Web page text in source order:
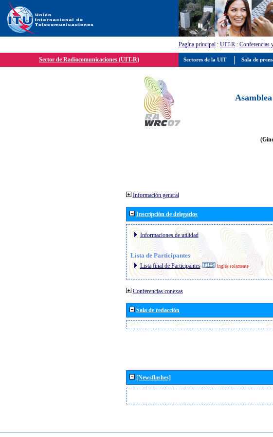
Pagína principal : UIT-R : Conferencias
Sector de Radiocomunicaciones (UIT-R)
Información general
Inscripción de delegados
Informaciones de utilidad
Lista de Participantes
Lista final de Participantes Inglés solamente
Conferencias conexas
Sala de redacción
[Newsflashes]
Sectores de la UIT Sala de